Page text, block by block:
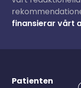
finansierar vårt
Patienten